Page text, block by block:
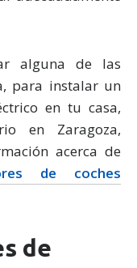
alguna de las
para instalar un
en tu casa,
en Zaragoza,
acerca de
de coches
de